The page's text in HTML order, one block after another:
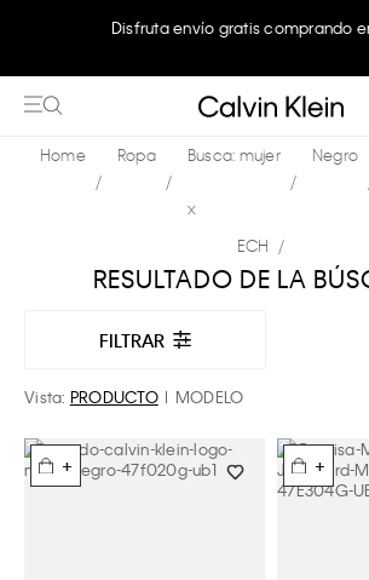
Disfruta envío gratis comprando
Ropa Busca: mujer
x
Negro
ECH
RESULTADO DE LA
FILTRAR
Vista: PRODUCTO MODELO
+ +